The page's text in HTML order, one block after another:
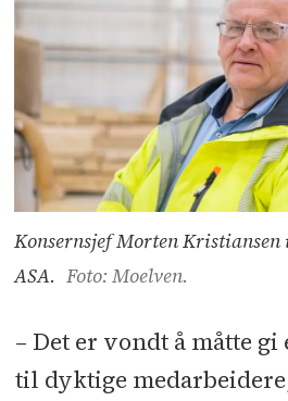
Konsernsjef Morten
ASA. Foto: Moelven.
– Det er vondt å måtte gi
til dyktige